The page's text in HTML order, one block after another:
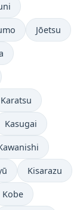
Jōetsu
Karatsu
Kasugai
Kisarazu
Kobe